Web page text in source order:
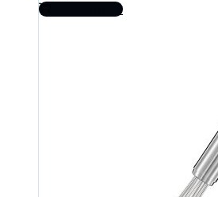
До кошика